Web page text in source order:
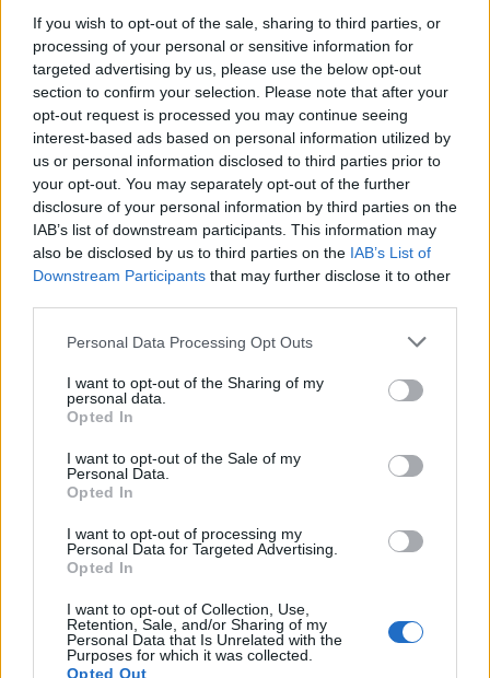
If you wish to opt-out of the sale, sharing to third parties, or
processing of your personal or sensitive information for
targeted advertising by us, please use the below opt-out
section to confirm your selection. Please note that after your
opt-out request is processed you may continue seeing
interest-based ads based on personal information utilized by
us or personal information disclosed to third parties prior to
your opt-out. You may separately opt-out of the further
disclosure of your personal information by third parties on the
IAB’s list of downstream participants. This information may
also be disclosed by us to third parties on the IAB’s List of
Downstream Participants that may further disclose it to other
Personal Data Processing Opt Outs
I want to opt-out of the Sharing of my
personal data.
Opted In
I want to opt-out of the Sale of my
Personal Data.
Opted In
I want to opt-out of processing my
Personal Data for Targeted Advertising.
Opted In
I want to opt-out of Collection, Use,
Retention, Sale, and/or Sharing of my
Personal Data that Is Unrelated with the
Purposes for which it was collected.
Opted Out
Το καθαρό ενεργειακό κέρδος που επιτεύχθηκε
εφαρμόστηκε στην ίδια την αντίδραση σύντηξης,όχι
στη συνολική ποσότητα ενέργειας που χρειάστηκε
για τη λειτουργία των λέιζερ και τη λειτουργία του
έργου.Για να είναι βιώσιμη η σύντηξη,θα πρέπει να
παράγει σημαντικά περισσότερη ενέργεια και για
μεγαλύτερα χρονικά διαστήματα.ΟWhyte,πάλι
εξήγησε ότι το καύσιμο πρέπει να είναι θερμότερο
από το κέντρο του ήλιου.Το καύσιμο δεν θέλει να
παραμείνει ζεστό
– θέλει να διαρρεύσει και να
κρυώσει.Ο περιορισμός του είναι μια πρόκληση
Τα αποτελέσματα από το εργαστήριο της
Καλιφόρνιας ξεπέρασαν τις προσδοκίες
δήλωσε ο
Jeremy Chittenden,καθηγητής στοImperial